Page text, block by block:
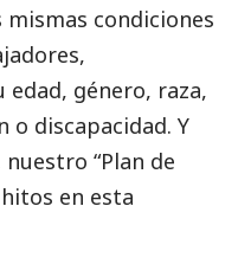
condiciones
género, raza,
o discapacidad. Y
“Plan de
en esta